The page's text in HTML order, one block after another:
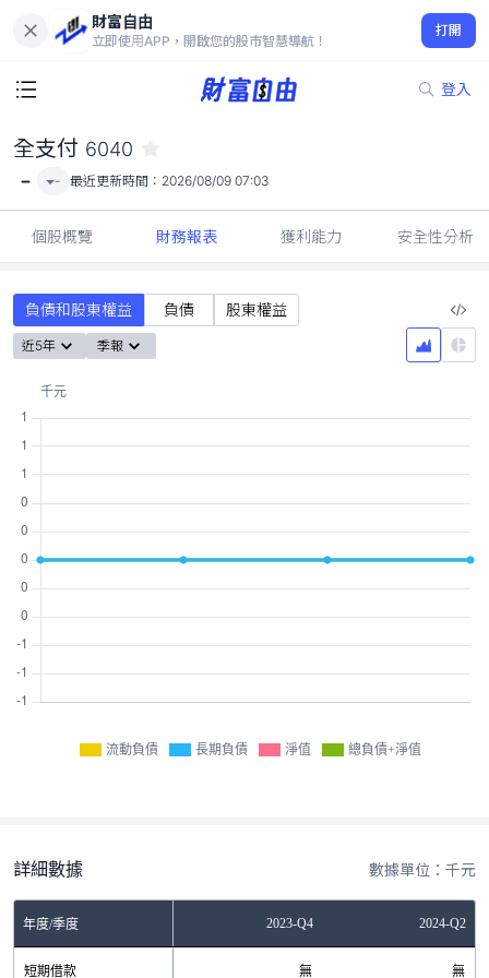
財富自由
立即使用APP，開啟您的股市智慧導航！
打開
登入
-
全支付 6040
- - 最近更新時間： 2026/08/09 07:03
個股概覽 財務報表 獲利能力 安全性分析
負債和股東權益 負債 股東權益
近5年 季報
流動負債 長期負債 淨值 總負債+淨值
詳細數據 數據單位：千元
年度/季度 2023-Q4 2024-Q2
短期借款 無 無